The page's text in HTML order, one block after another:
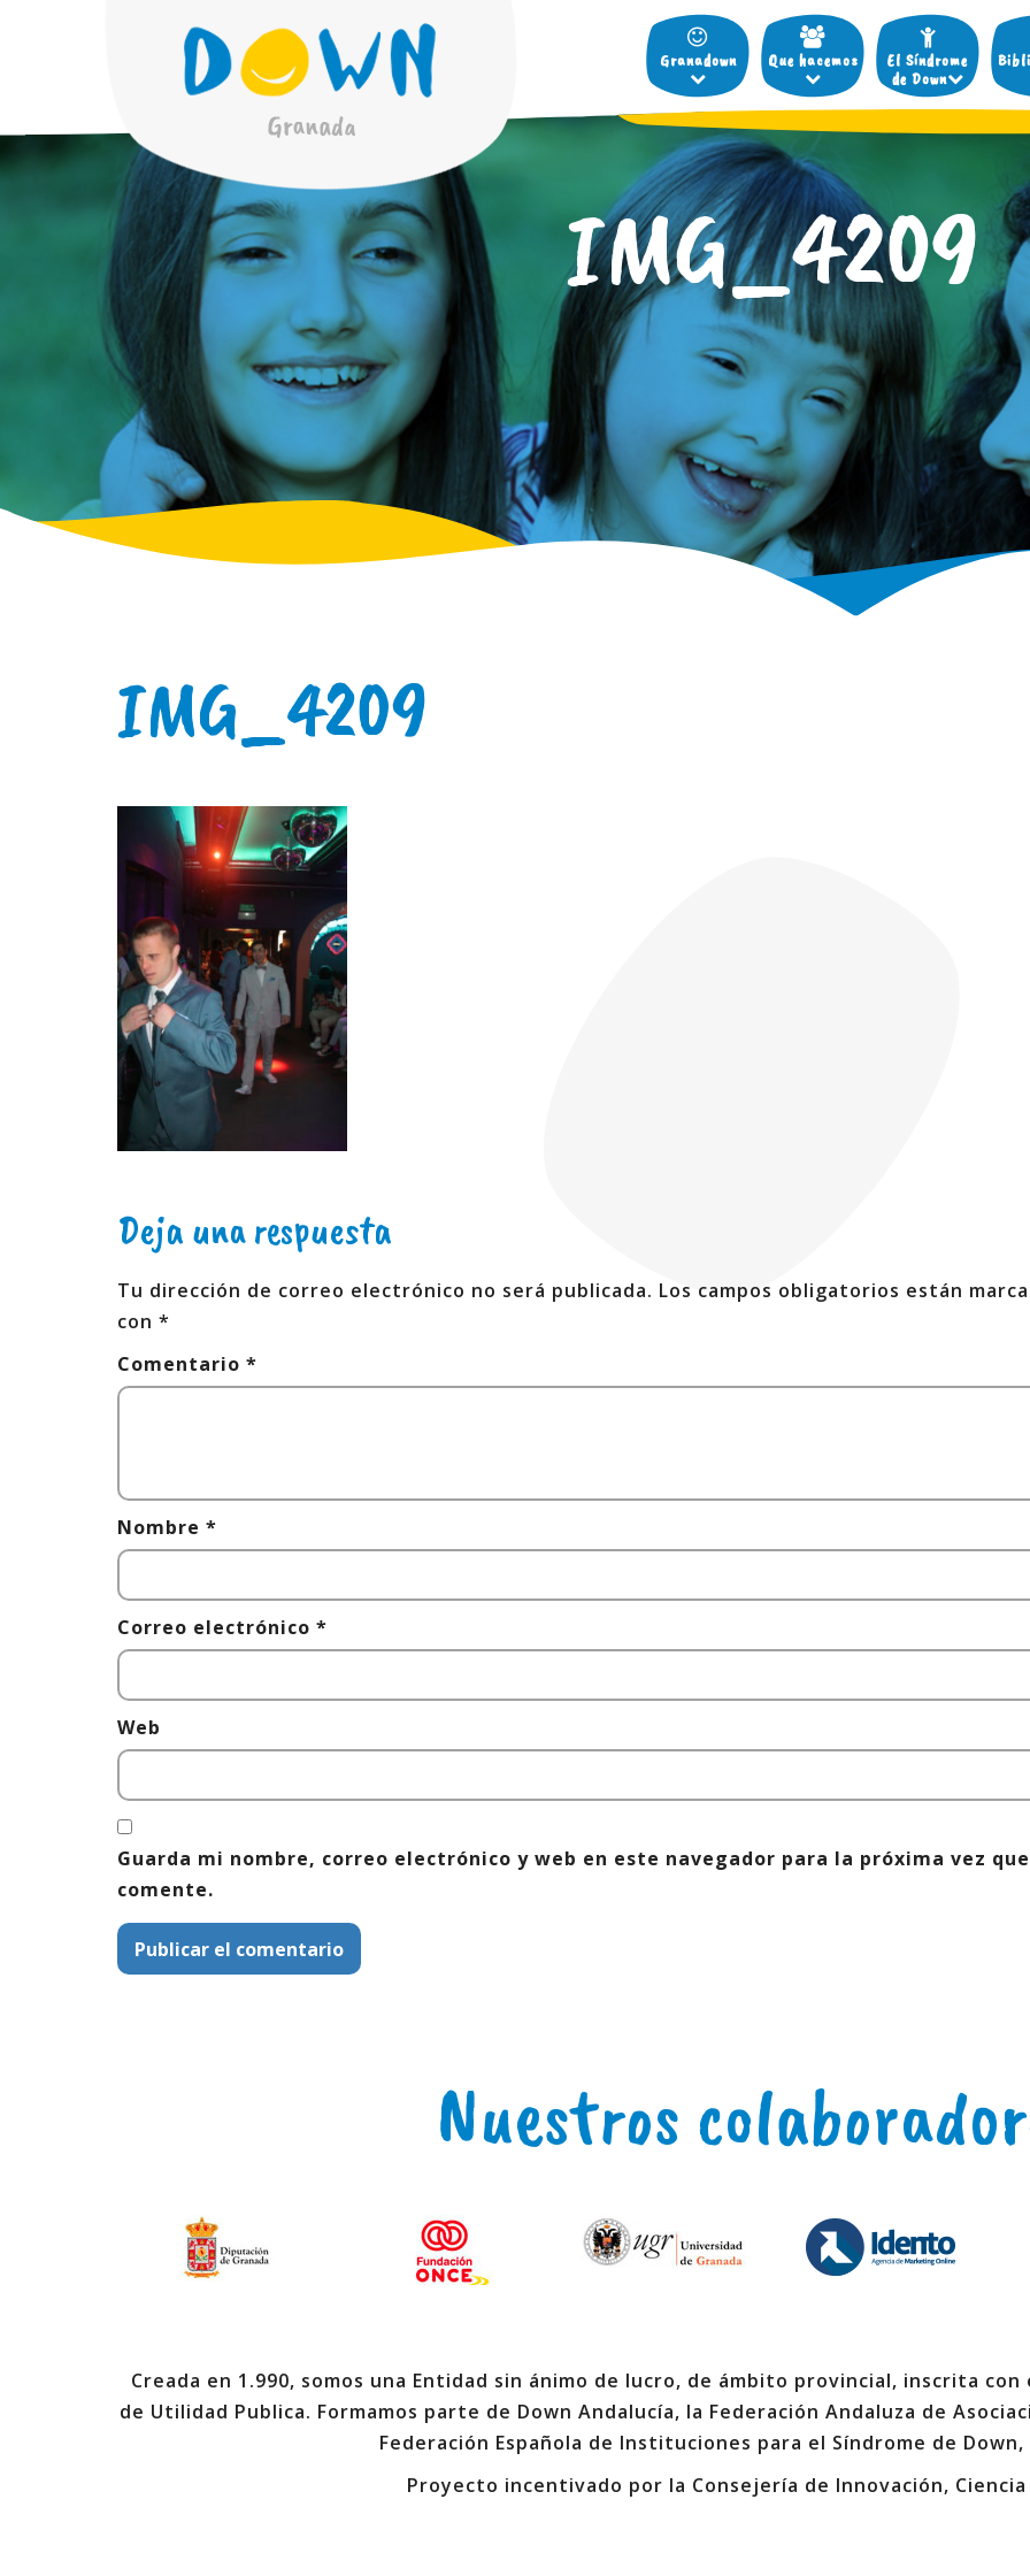
Granadown Que hacemos
El Síndrome
de Down
IMG_4209
IMG_4209
Deja una respuesta
Tu dirección de correo electrónico no será publicada. Los campos obligatorios están
con *
Comentario *
Nombre *
Correo electrónico *
Web
Guarda mi nombre, correo electrónico y web en este navegador para la próxima vez que
comente.
Nuestros
Creada en 1.990, somos una Entidad sin ánimo de lucro, de ámbito provincial, inscrita
de Utilidad Publica. Formamos parte de Down Andalucía, la Federación Andaluza de
Federación Española de Instituciones para el Síndrome de Down,
Proyecto incentivado por la Consejería de Innovación, Ciencia